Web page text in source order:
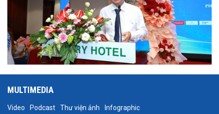
MULTIMEDIA
Video Podcast Thư viện ảnh Infographic